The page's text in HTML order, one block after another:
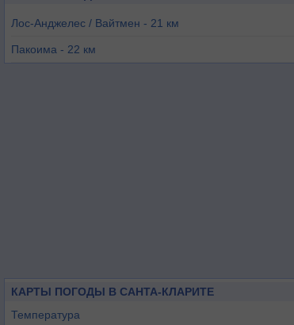
Лос-Анджелес / Вайтмен - 21 км
Пакоима - 22 км
КАРТЫ ПОГОДЫ В САНТА-КЛАРИТЕ
Температура